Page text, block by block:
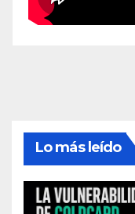
Lo más leído